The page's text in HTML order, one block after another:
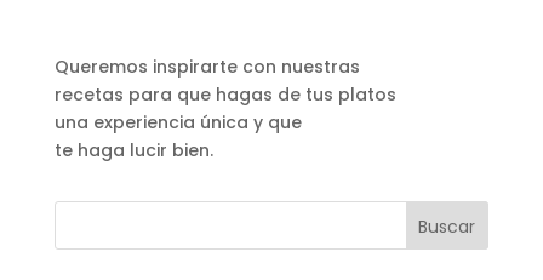
Queremos inspirarte con nuestras
recetas para que hagas de tus platos
una experiencia única y que
te haga lucir bien.